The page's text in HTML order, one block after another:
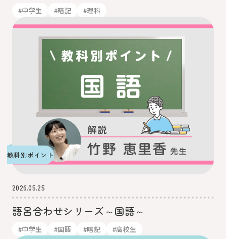
#中学生 #暗記 #理科
教科別ポイント
2026.05.25
語呂合わせシリーズ～国語～
#中学生 #国語 #暗記 #高校生